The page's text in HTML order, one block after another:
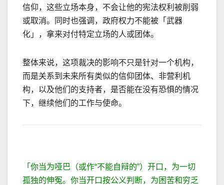
信仰，这些立场本身，不会让他的宪法权利被削弱
或取消。同时也强调，政府权力不能被「武器
化」，拿来对付特定立场的人或团体。
整体来说，这项裁决的影响不只是针对一个机构，
而是关系到未来所有类似的信仰团体、非营利机
构，以及他们的支持者，是否能在没有恐惧的情况
下，继续他们的工作与使命。
「你当为哑巴（或作“不能自辩的”）开口，为一切
孤独的伸冤。你当开口按公义判断，为困苦和穷乏